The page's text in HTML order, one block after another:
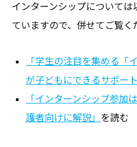
インターンシップについて
ていますので、併せてご覧く
「学生の注目を集める「
が子どもにできるサポート
「インターンシップ参加
護者向けに解説」 を読む